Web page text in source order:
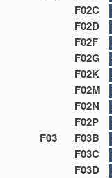
F02C
F02D
F02F
F02G
F02K
F02M
F02N
F02P
F03 F03B
F03C
F03D